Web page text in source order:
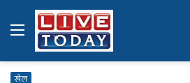
Menu
खेल